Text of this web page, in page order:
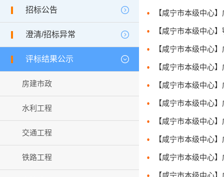
招标公告
澄清/招标异常
评标结果公示
房建市政
水利工程
交通工程
铁路工程